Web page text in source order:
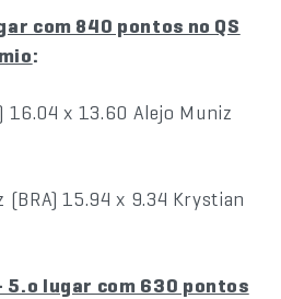
com 840 pontos no QS
:
16.04 x 13.60 Alejo Muniz
(BRA) 15.94 x 9.34 Krystian
– 5.o lugar com 630 pontos